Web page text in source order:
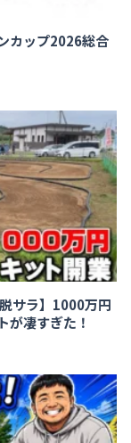
カップ2026総合
サラ】1000万円
が凄すぎた！